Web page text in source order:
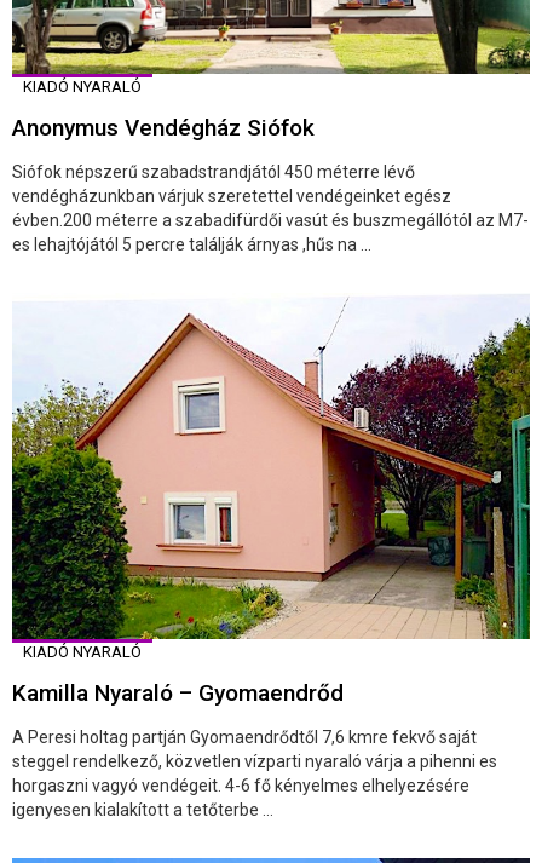
KIADÓ NYARALÓ
Anonymus Vendégház Siófok
Siófok népszerű szabadstrandjától 450 méterre lévő
vendégházunkban várjuk szeretettel vendégeinket egész
évben.200 méterre a szabadifürdői vasút és buszmegállótól az M7-
es lehajtójától 5 percre találják árnyas ,hűs na ...
KIADÓ NYARALÓ
Kamilla Nyaraló – Gyomaendrőd
A Peresi holtag partján Gyomaendrődtől 7,6 kmre fekvő saját
steggel rendelkező, közvetlen vízparti nyaraló várja a pihenni es
horgaszni vagyó vendégeit. 4-6 fő kényelmes elhelyezésére
igenyesen kialakított a tetőterbe ...